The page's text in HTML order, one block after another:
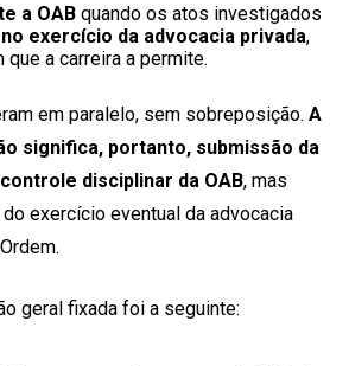
a OAB quando os atos investigados
no exercício da advocacia privada,
a carreira a permite.
em paralelo, sem sobreposição. A
significa, portanto, submissão da
disciplinar da OAB, mas
exercício eventual da advocacia
geral fixada foi a seguinte: